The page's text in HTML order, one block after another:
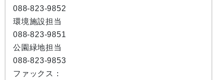
088-823-9852
環境施設担当
088-823-9851
公園緑地担当
088-823-9853
ファックス：